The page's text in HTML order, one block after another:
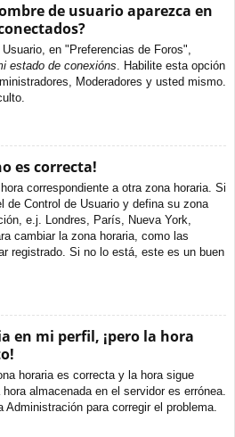
de usuario aparezca en
en "Preferencias de Foros",
estado de conexións. Habilite esta opción
Moderadores y usted mismo.
es correcta!
correspondiente a otra zona horaria. Si
Control de Usuario y defina su zona
e.j. Londres, París, Nueva York,
cambiar la zona horaria, como las
registrado. Si no lo está, este es un buen
en mi perfil, ¡pero la hora
horaria es correcta y la hora sigue
almacenada en el servidor es errónea.
Administración para corregir el problema.